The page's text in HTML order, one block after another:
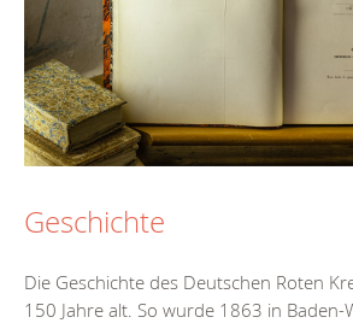
Geschichte
Die Geschichte des Deutschen Roten
150 Jahre alt. So wurde 1863 in